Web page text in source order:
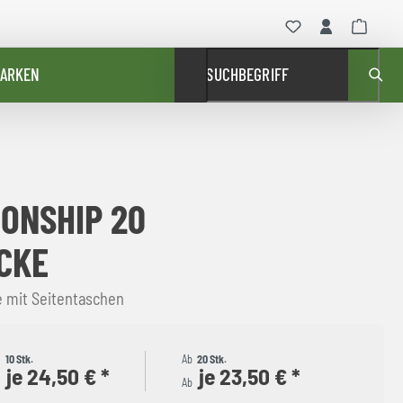
SUCHBEGRIFF
20
mit Seitentaschen
10 Stk.
je 24,50 € *
Ab 20 Stk.
Ab je 23,50 € *